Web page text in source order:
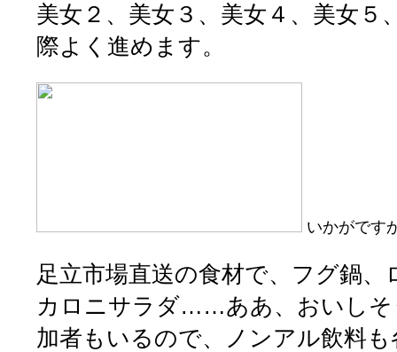
美女２、美女３、美女４、美女５
際よく進めます。
いかがです
足立市場直送の食材で、フグ鍋
カロニサラダ……ああ、おいしそ
加者もいるので、ノンアル飲料